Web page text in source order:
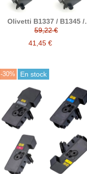
Olivetti B1337 / B1345 /
B1353 / B1336 / B1344 /
B1352 / B1338 / B1346 /
B1355 / B1339 / B1347 /
B1357 tóner compatible
59,22 €
41,45 €
-30% En stock